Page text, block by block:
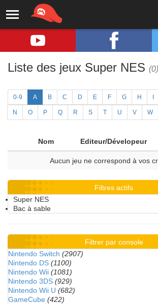
Liste des jeux Super NES (0)
0-9 A B C D E F G H
N O P Q R S T U V W
Nom Editeur/Dévelopeur
Aucun jeu ne correspond à vos
Filtres actifs
Super NES
Bac à sable
Filtrer par console
Nintendo Switch (2907)
Nintendo DS (1100)
Nintendo Wii (1081)
Nintendo 3DS (929)
Nintendo Wii U (682)
GameCube (422)